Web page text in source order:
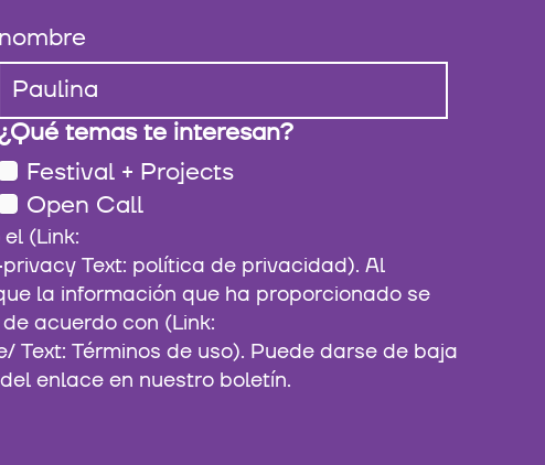
nombre
temas te interesan?
Festival + Projects
Open Call
Text: política de privacidad). Al
la información que ha proporcionado se
acuerdo con (Link:
Términos de uso). Puede darse de baja
enlace en nuestro boletín.